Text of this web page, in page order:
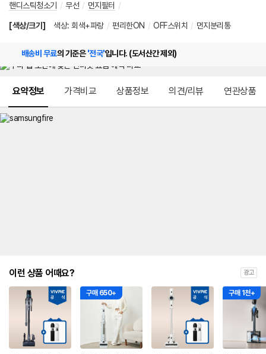
핸디스틱청소기 / 무선 / 먼지필터 /
[색상/크기] 색상: 회색+파랑 / 편리한ON / OFF스위치 / 먼지분리통
배송비 무료의 기준은'전국'입니다. (도서산간 제외)
요약정보 가격비교 상품정보 의견/리뷰 연관상품
이런 상품 어때요? 광고
구매 650+ 구매 1천+